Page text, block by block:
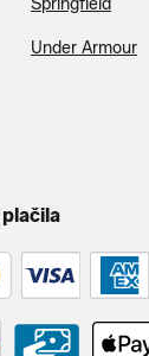
Springfield
Under Armour